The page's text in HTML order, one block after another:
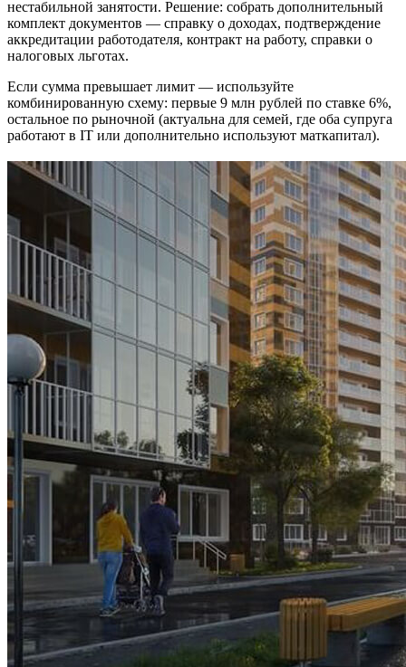
нестабильной занятости. Решение: собрать дополнительный
комплект документов — справку о доходах, подтверждение
аккредитации работодателя, контракт на работу, справки о
налоговых льготах.
Если сумма превышает лимит — используйте
комбинированную схему: первые 9 млн рублей по ставке 6%,
остальное по рыночной (актуальна для семей, где оба супруга
работают в IT или дополнительно используют маткапитал).